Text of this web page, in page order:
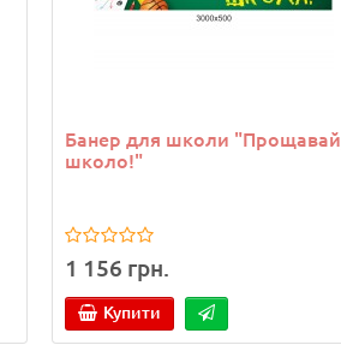
Банер для школи "Прощавай,
школо!"
1 156 грн.
Купити